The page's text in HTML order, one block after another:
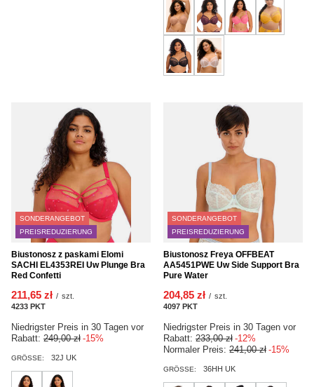
SONDERANGEBOT
PREISREDUZIERUNG
Biustonosz z paskami Elomi
SACHI EL4353REI Uw Plunge Bra
Red Confetti
211,65 zł / szt.
4233 PKT
Niedrigster Preis in 30 Tagen vor
Rabatt: 249,00 zł -15%
GRÖSSE: 32J UK
SONDERANGEBOT
PREISREDUZIERUNG
Biustonosz Freya OFFBEAT
AA5451PWE Uw Side Support Bra
Pure Water
204,85 zł / szt.
4097 PKT
Niedrigster Preis in 30 Tagen vor
Rabatt: 233,00 zł -12%
Normaler Preis: 241,00 zł -15%
GRÖSSE: 36HH UK